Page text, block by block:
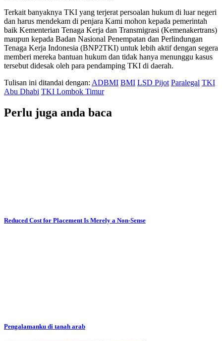
Terkait banyaknya TKI yang terjerat persoalan hukum di luar negeri
dan harus mendekam di penjara Kami mohon kepada pemerintah
baik Kementerian Tenaga Kerja dan Transmigrasi (Kemenakertrans)
maupun kepada Badan Nasional Penempatan dan Perlindungan
Tenaga Kerja Indonesia (BNP2TKI) untuk lebih aktif dengan segera
memberi mereka bantuan hukum dan tidak hanya menunggu kasus
tersebut didesak oleh para pendamping TKI di daerah.
Tulisan ini ditandai dengan: ADBMI BMI LSD Pijot Paralegal TKI
Abu Dhabi TKI Lombok Timur
Perlu juga anda baca
Reduced Cost for Placement Is Merely a Non-Sense
Pengalamanku di tanah arab